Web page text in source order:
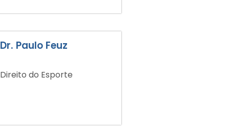
Dr. Paulo Feuz
Direito do Esporte